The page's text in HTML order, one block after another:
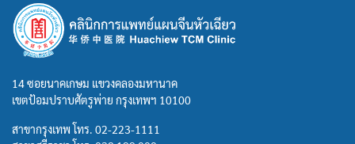
14 ซอยนาคเกษม แขวงคลองมหานาค
เขตป้อมปราบศัตรูพ่าย กรุงเทพฯ 10100
สาขากรุงเทพ โทร. 02-223-1111